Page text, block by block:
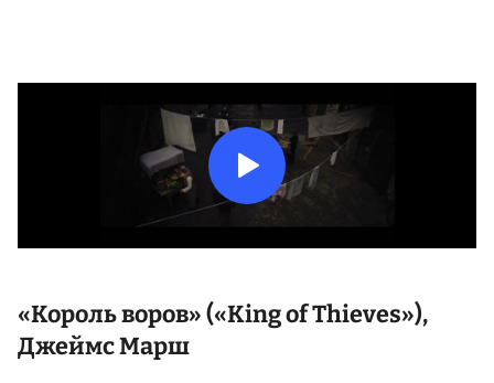
«Король воров» («King of Thieves»),
Джеймс Марш